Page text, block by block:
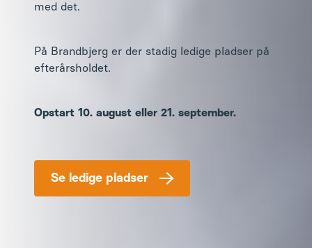
med det.
På Brandbjerg er der stadig ledige pladser på
efterårsholdet.
Opstart 10. august eller 21. september.
Se ledige pladser